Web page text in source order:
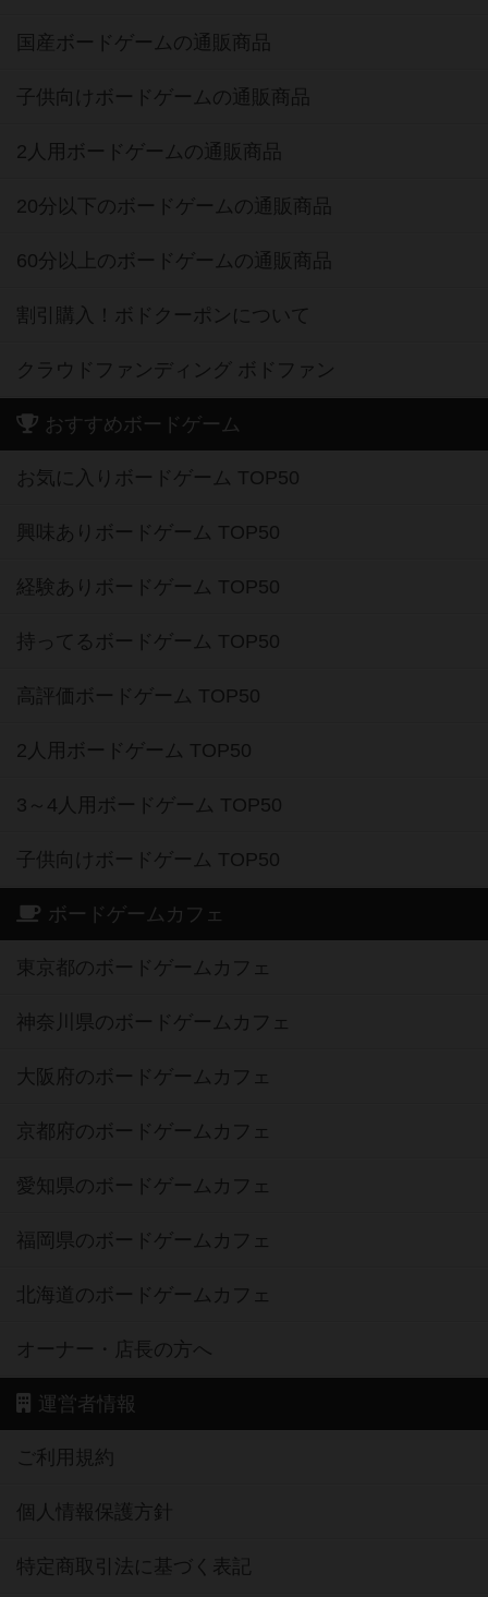
国産ボードゲームの通販商品
子供向けボードゲームの通販商品
2人用ボードゲームの通販商品
20分以下のボードゲームの通販商品
60分以上のボードゲームの通販商品
割引購入！ボドクーポンについて
クラウドファンディング ボドファン
おすすめボードゲーム
お気に入りボードゲーム TOP50
興味ありボードゲーム TOP50
経験ありボードゲーム TOP50
持ってるボードゲーム TOP50
高評価ボードゲーム TOP50
2人用ボードゲーム TOP50
3～4人用ボードゲーム TOP50
子供向けボードゲーム TOP50
ボードゲームカフェ
東京都のボードゲームカフェ
神奈川県のボードゲームカフェ
大阪府のボードゲームカフェ
京都府のボードゲームカフェ
愛知県のボードゲームカフェ
福岡県のボードゲームカフェ
北海道のボードゲームカフェ
オーナー・店長の方へ
運営者情報
ご利用規約
個人情報保護方針
特定商取引法に基づく表記